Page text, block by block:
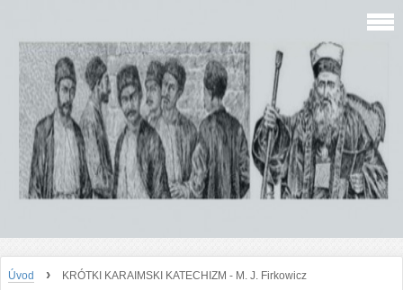
Úvod › KRÓTKI KARAIMSKI KATECHIZM - M. J. Firkowicz